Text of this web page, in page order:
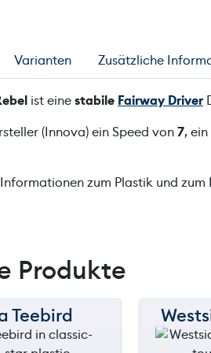
Varianten Zusätzliche
ist einestabile Fairway Driver
(Innova) ein Speed von7,
zum Plastik und zum
Produkte
Teebird